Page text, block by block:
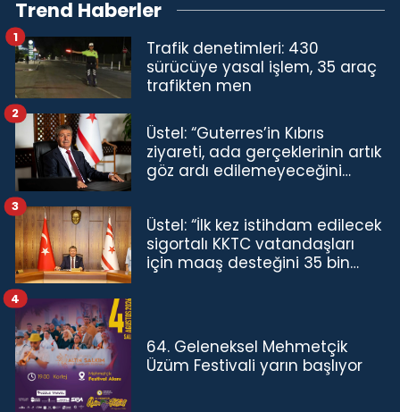
Trend Haberler
Trafik denetimleri: 430
sürücüye yasal işlem, 35 araç
trafikten men
1
Üstel: “Guterres’in Kıbrıs
ziyareti, ada gerçeklerinin artık
göz ardı edilemeyeceğini
2
Üstel: “İlk kez istihdam edilecek
sigortalı KKTC vatandaşları
için maaş desteğini 35 bin
3
64. Geleneksel Mehmetçik
Üzüm Festivali yarın başlıyor
4